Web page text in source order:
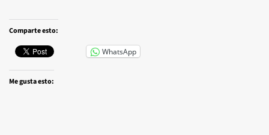
Comparte esto:
WhatsApp
Me gusta esto: